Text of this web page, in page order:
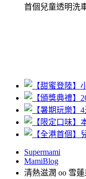
首個兒童透明洗
Supermami
MamiBlog
清熱滋潤 oo 雪